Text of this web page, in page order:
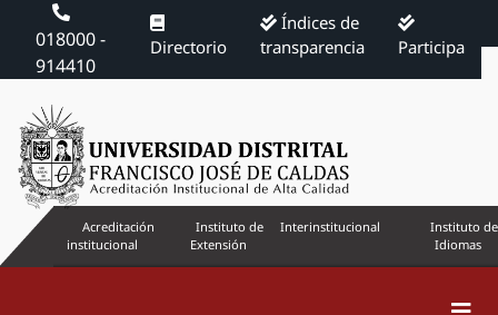
018000 -
914410
Directorio
Índices de
transparencia
Participa
Acreditación
institucional
Instituto de
Extensión
Interinstitucional
Instituto de
Idiomas